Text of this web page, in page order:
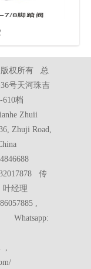
版权所有 总
号天河珠吉
档
Zhuii
Zhuji Road,
传
叶经理
,
Whatsapp:
,